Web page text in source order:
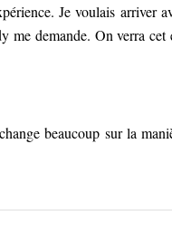
Je voulais arriver
me demande. On verra cet
beaucoup sur la